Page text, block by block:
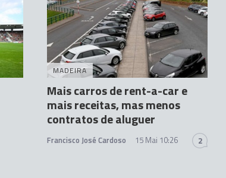
MADEIRA
Mais carros de rent-a-car e
mais receitas, mas menos
contratos de aluguer
Francisco José Cardoso 15 Mai 10:26 2